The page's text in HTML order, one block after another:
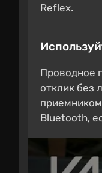
Reflex.
Проводное
отклик без
Bluetooth,